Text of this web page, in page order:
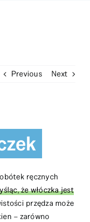
Previous Next
ręcznych
że włóczka jest
przędza może
– zarówno